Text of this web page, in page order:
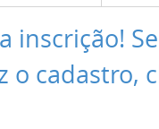
inscrição!
o cadastro,